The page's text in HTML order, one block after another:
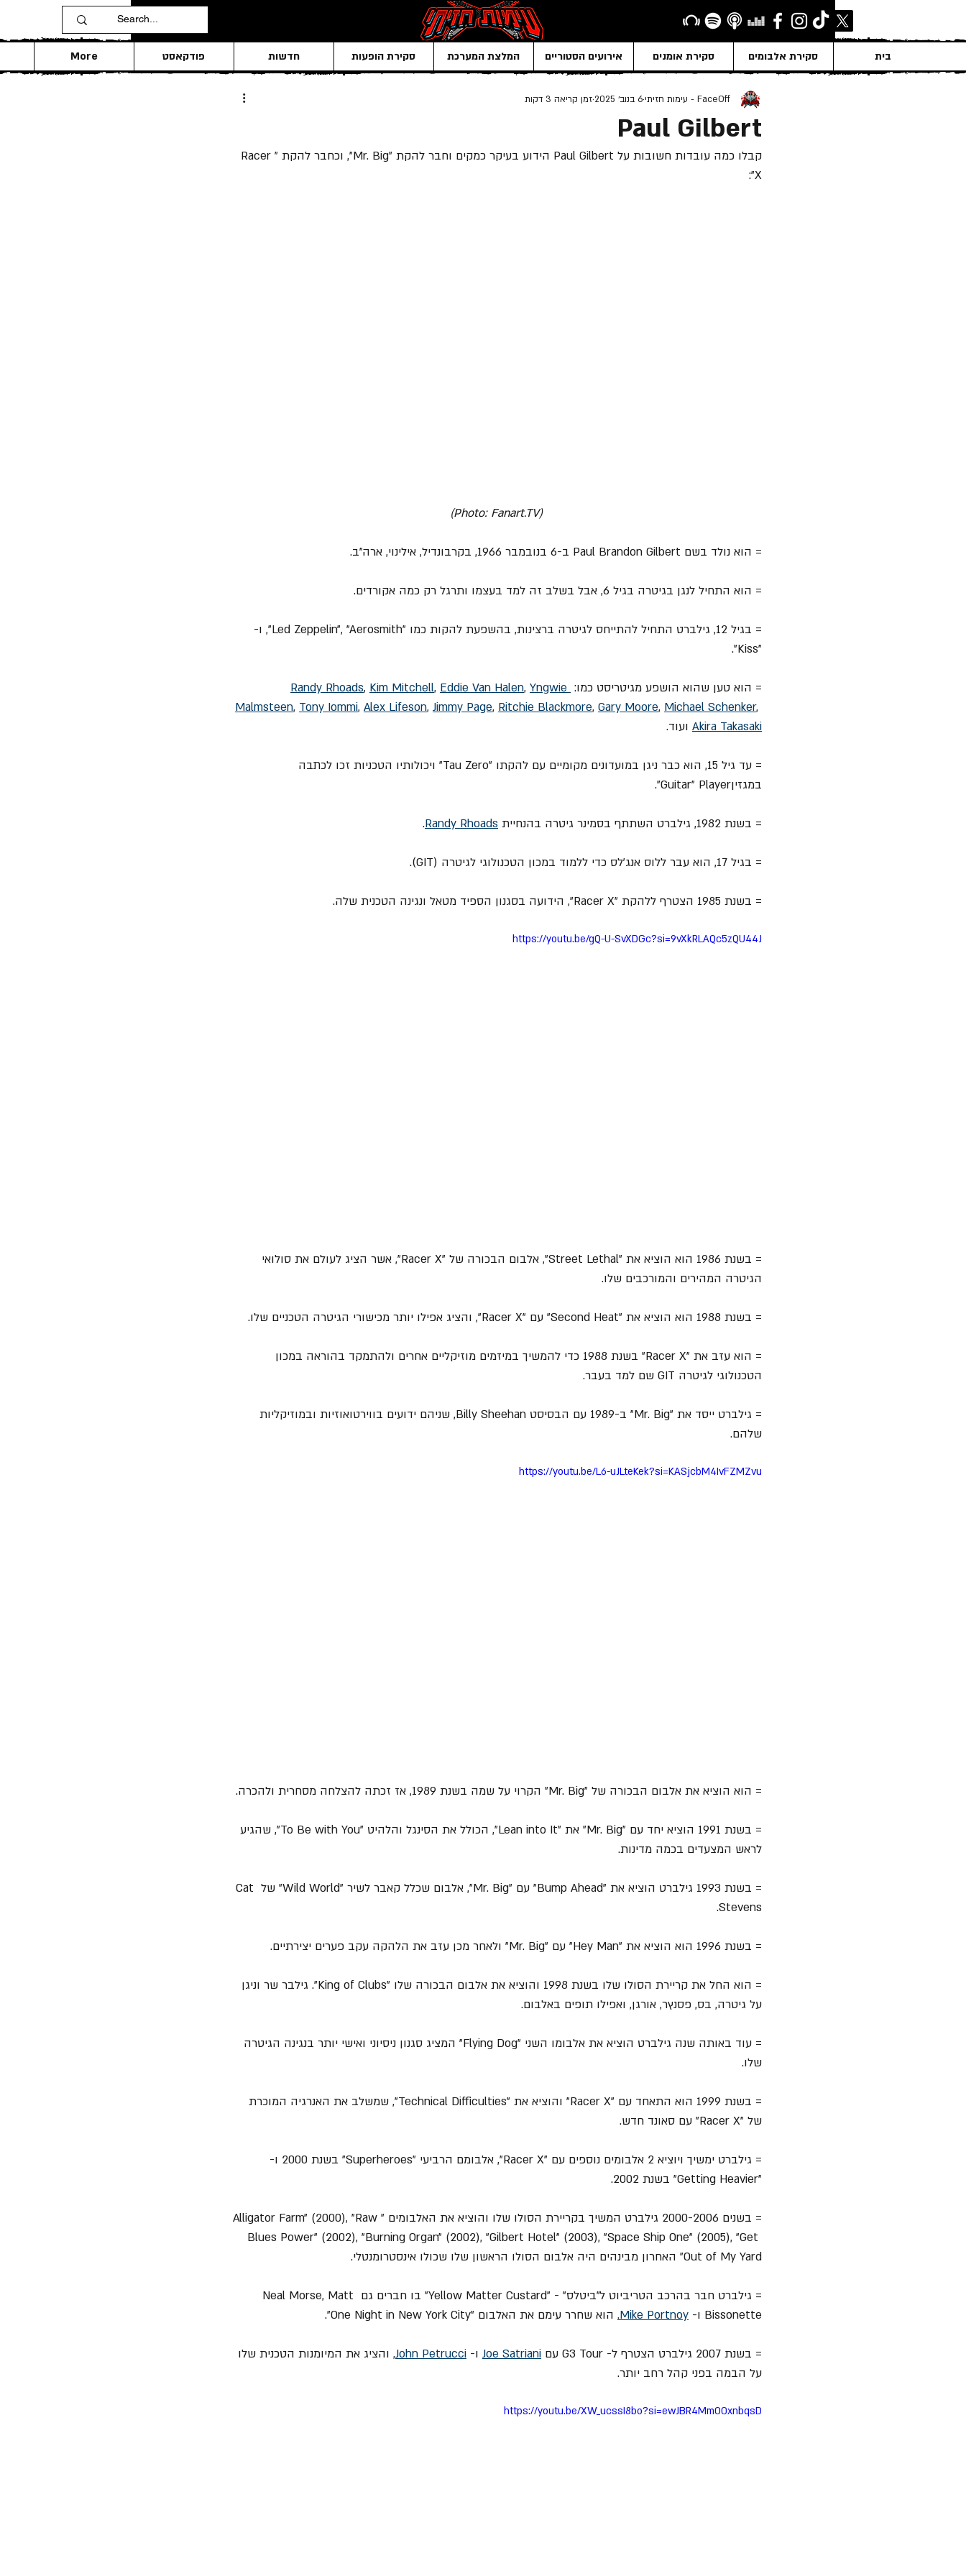
בית סקירת אלבומים סקירת אומנים אירועים הסטוריים המלצת המערכת סקירת הופעות חדשות פודקאסט More
Paul Gilbert
FaceOff - עימות חזיתי 6 בנוב׳ 2025 זמן קריאה 3 דקות
קבלו כמה עובדות חשובות על Paul Gilbert הידוע בעיקר כמקים וחבר להקת "Mr. Big", וכחבר להקת "Racer
X":
(Photo: Fanart.TV)
= הוא נולד בשם Paul Brandon Gilbert ב-6 בנובמבר 1966, בקרבונדיל, אילינוי, ארה"ב.
= הוא התחיל לנגן בגיטרה בגיל 6, אבל בשלב זה למד בעצמו ותרגל רק כמה אקורדים.
= בגיל 12, גילברט התחיל להתייחס לגיטרה ברצינות, בהשפעת להקות כמו "Led Zeppelin", "Aerosmith", ו-
"Kiss".
= הוא טען שהוא הושפע מגיטריסט כמו: Randy Rhoads, Kim Mitchell, Eddie Van Halen, Yngwie
Malmsteen, Tony Iommi, Alex Lifeson, Jimmy Page, Ritchie Blackmore, Gary Moore, Michael Schenker,
Akira Takasaki ועוד.
= עד גיל 15, הוא כבר ניגן במועדונים מקומיים עם להקתו "Tau Zero" ויכולותיו הטכניות זכו לכתבה
במגזיןGuitar" Player".
= בשנת 1982, גילברט השתתף בסמינר גיטרה בהנחיית Randy Rhoads
.
= בגיל 17, הוא עבר ללוס אנג'לס כדי ללמוד במכון הטכנולוגי לגיטרה (GIT).
= בשנת 1985 הצטרף ללהקת "Racer X", הידועה בסגנון הספיד מטאל ונגינה הטכנית שלה.
https://youtu.be/gQ-U-SvXDGc?si=9vXkRLAQc5zQU44J
= בשנת 1986 הוא הוציא את "Street Lethal", אלבום הבכורה של "Racer X", אשר הציג לעולם את סולואי
הגיטרה המהירים והמורכבים שלו.
= בשנת 1988 הוא הוציא את "Second Heat" עם "Racer X", והציג אפילו יותר מכישורי הגיטרה הטכניים שלו.
= הוא עזב את "Racer X" בשנת 1988 כדי להמשיך במיזמים מוזיקליים אחרים ולהתמקד בהוראה במכון
הטכנולוגי לגיטרה GIT שם למד בעבר.
= גילברט ייסד את "Mr. Big" ב-1989 עם הבסיסט Billy Sheehan, שניהם ידועים בווירטואוזיות ובמוזיקליות
שלהם.
https://youtu.be/L6-uJLteKek?si=KASjcbM4IvFZMZvu
= הוא הוציא את אלבום הבכורה של "Mr. Big" הקרוי על שמה בשנת 1989, אז זכתה להצלחה מסחרית ולהכרה.
= בשנת 1991 הוציא יחד עם "Mr. Big" את "Lean into It", הכולל את הסינגל והלהיט "To Be with You", שהגיע
לראש המצעדים בכמה מדינות.
= בשנת 1993 גילברט הוציא את "Bump Ahead" עם "Mr. Big", אלבום שכלל קאבר לשיר "Wild World" של Cat
Stevens.
= בשנת 1996 הוא הוציא את "Hey Man" עם "Mr. Big" ולאחר מכן עזב את הלהקה עקב פערים יצירתיים.
= הוא החל את קריירת הסולו שלו בשנת 1998 והוציא את אלבום הבכורה שלו "King of Clubs". גילבר שר וניגן
על גיטרה, בס, פסנץר, אורגן, ואפילו תופים באלבום.
= עוד באותה שנה גילברט הוציא את אלבומו השני "Flying Dog" המציג סגנון ניסיוני ואישי יותר בנגינה הגיטרה
שלו.
= בשנת 1999 הוא התאחד עם "Racer X" והוציא את "Technical Difficulties", שמשלב את האנרגיה המוכרת
של "Racer X" עם סאונד חדש.
= גילברט ימשיך ויוציא 2 אלבומים נוספים עם "Racer X", אלבומם הרביעי "Superheroes" בשנת 2000 ו-
"Getting Heavier" בשנת 2002.
= בשנים 2000-2006 גילברט המשיך בקריירת הסולו שלו והוציא את האלבומים "Alligator Farm" (2000), "Raw
Blues Power" (2002), "Burning Organ" (2002), "Gilbert Hotel" (2003), "Space Ship One" (2005), "Get
Out of My Yard" האחרון מבינהים היה אלבום הסולו הראשון שלו שכולו אינסטרומנטלי.
= גילברט חבר בהרכב הטריביוט ל"ביטלס" - "Yellow Matter Custard" בו חברים גם Neal Morse, Matt
Bissonette ו-
Mike Portnoy
. הוא שחרר עימם את האלבום "One Night in New York City".
= בשנת 2007 גילברט הצטרף ל- G3 Tour עם Joe Satriani ו- John Petrucci, והציג את המיומנות הטכנית שלו
על הבמה בפני קהל רחב יותר.
https://youtu.be/XW_ucssI8bo?si=ewJBR4MmO0xnbqsD